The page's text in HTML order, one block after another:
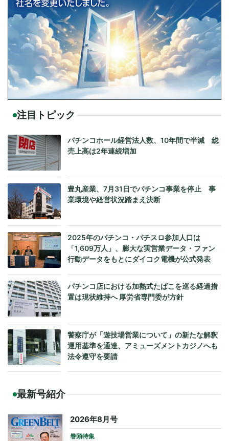
注目トピック
パチンコホール経営法人数、10年間で半減 総
売上高は2年連続増加
豊丸産業、7月31日でパチンコ事業を停止 事
業環境や経営状況踏まえ決断
2025年のパチンコ・パチスロ参加人口は
「1,609万人」、膨大な実営業データ・ファン
行動データをもとにダイコク電機が公式発表
パチンコ店における加熱式たばこを巡る経過措
置は現状維持へ 厚労省専門委が方針
警察庁が「遊技場営業について」の新たな解釈
運用基準を通達、アミューズメントカジノへも
法令遵守を要請
最新号紹介
2026年8月号
巻頭特集